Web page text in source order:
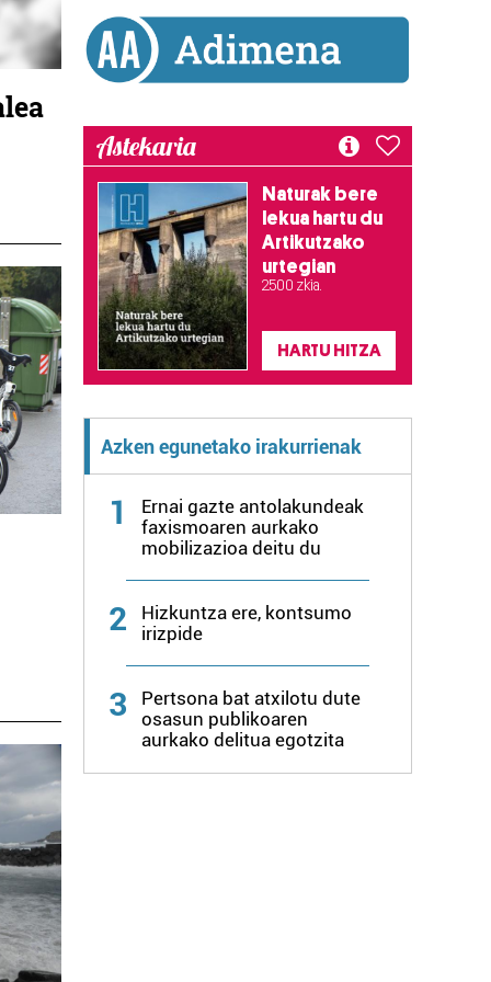
Astekaria
Naturak bere
lekua hartu du
Artikutzako
urtegian
2.500 zkia.
HARTU HITZA
Azken egunetako irakurrienak
1
Ernai gazte antolakundeak
faxismoaren aurkako
mobilizazioa deitu du
2
Hizkuntza ere, kontsumo
irizpide
3
Pertsona bat atxilotu dute
osasun publikoaren
aurkako delitua egotzita